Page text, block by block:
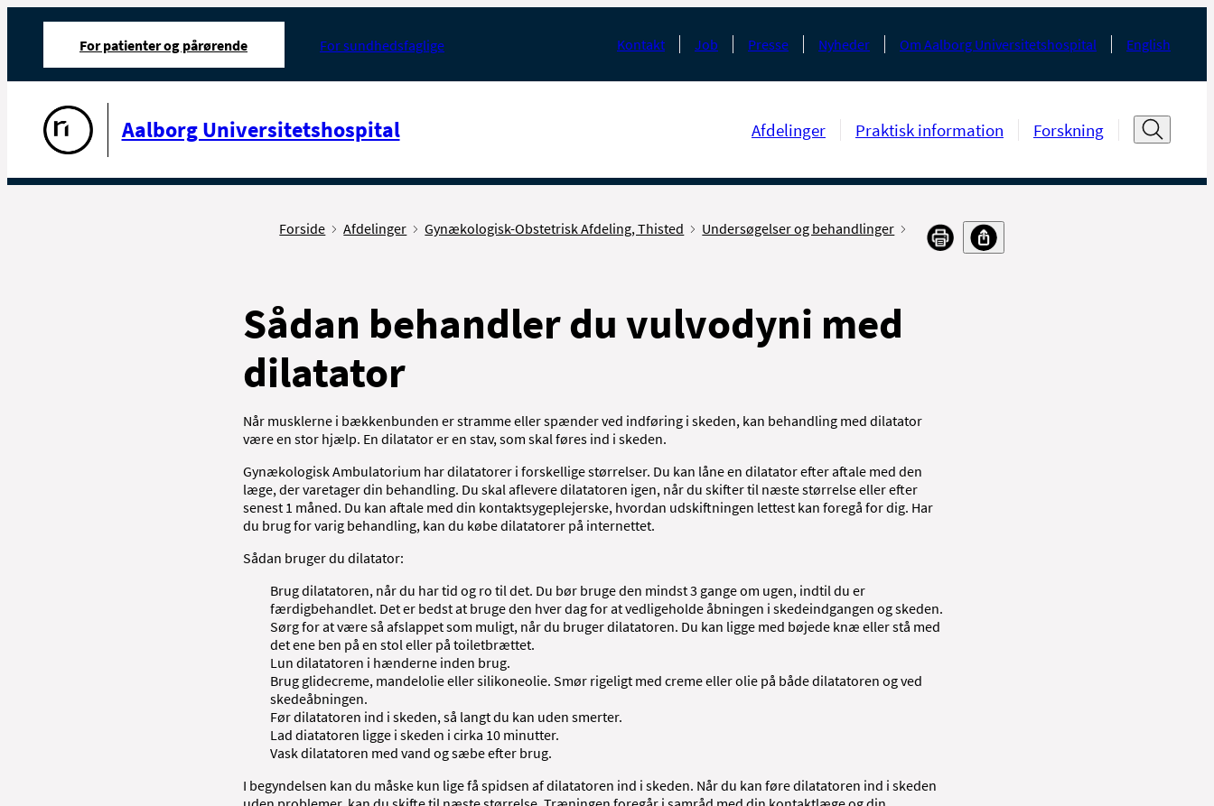
For patienter og pårørende For sundhedsfaglige Kontakt Job Presse Nyheder Om Aalborg Universitetshospital English
Aalborg Universitetshospital Afdelinger Praktisk information Forskning
Forside Afdelinger Gynækologisk-Obstetrisk Afdeling, Thisted Undersøgelser og behandlinger
Sådan behandler du vulvodyni med
dilatator
Når musklerne i bækkenbunden er stramme eller spænder ved indføring i skeden, kan behandling med dilatator
være en stor hjælp. En dilatator er en stav, som skal føres ind i skeden.
Gynækologisk Ambulatorium har dilatatorer i forskellige størrelser. Du kan låne en dilatator efter aftale med den
læge, der varetager din behandling. Du skal aflevere dilatatoren igen, når du skifter til næste størrelse eller efter
senest 1 måned. Du kan aftale med din kontaktsygeplejerske, hvordan udskiftningen lettest kan foregå for dig. Har
du brug for varig behandling, kan du købe dilatatorer på internettet.
Sådan bruger du dilatator:
Brug dilatatoren, når du har tid og ro til det. Du bør bruge den mindst 3 gange om ugen, indtil du er
færdigbehandlet. Det er bedst at bruge den hver dag for at vedligeholde åbningen i skedeindgangen og skeden.
Sørg for at være så afslappet som muligt, når du bruger dilatatoren. Du kan ligge med bøjede knæ eller stå med
det ene ben på en stol eller på toiletbrættet.
Lun dilatatoren i hænderne inden brug.
Brug glidecreme, mandelolie eller silikoneolie. Smør rigeligt med creme eller olie på både dilatatoren og ved
skedeåbningen.
Før dilatatoren ind i skeden, så langt du kan uden smerter.
Lad diatatoren ligge i skeden i cirka 10 minutter.
Vask dilatatoren med vand og sæbe efter brug.
I begyndelsen kan du måske kun lige få spidsen af dilatatoren ind i skeden. Når du kan føre dilatatoren ind i skeden